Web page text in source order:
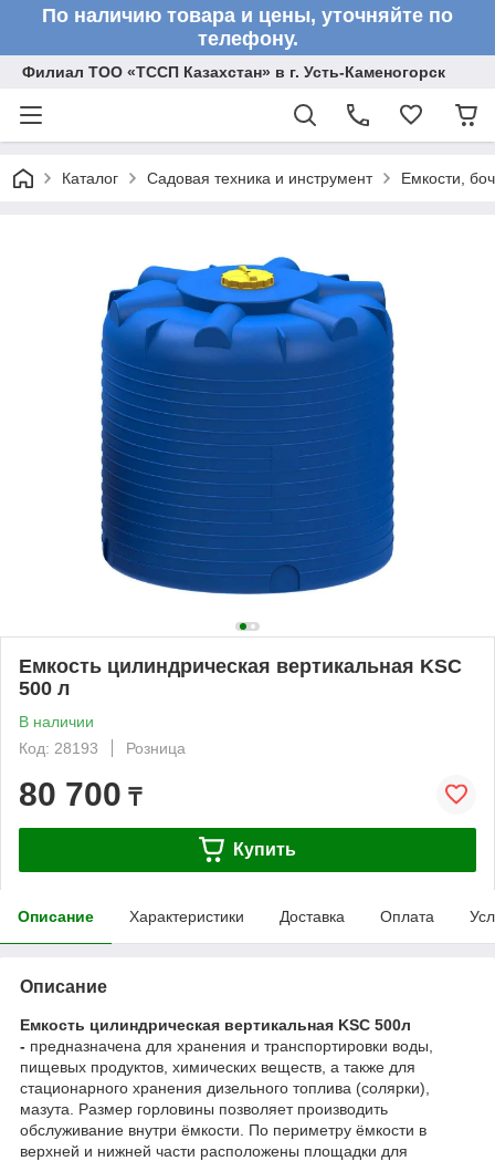
По наличию товара и цены, уточняйте по
телефону.
Филиал ТОО «ТССП Казахстан» в г. Усть-Каменогорск
Каталог Садовая техника и инструмент Емкости,
Емкость цилиндрическая вертикальная KSC
500 л
В наличии
Код: 28193
Розница
80 700 ₸
Купить
Описание Характеристики Доставка Оплата
Описание
Емкость цилиндрическая вертикальная KSC 500л
- предназначена для хранения и транспортировки воды,
пищевых продуктов, химических веществ, а также для
стационарного хранения дизельного топлива (солярки),
мазута. Размер горловины позволяет производить
обслуживание внутри ёмкости. По периметру ёмкости в
верхней и нижней части расположены площадки для